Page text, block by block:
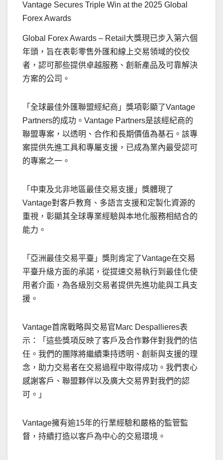
Vantage Secures Triple Win at the 2025 Global
Forex Awards
Global Forex Awards – Retail大獎現已步入第六個
年頭，旨在表彰零售外匯和線上交易領域的佼佼
者，認可那些提供卓越服務、創新產品及可靠解決
方案的公司。
「全球最佳外匯聯盟經紀商」獎項彰顯了Vantage
Partners的成功。Vantage Partners是該經紀商的
聯盟專案，以透明、合作和長期價值為基石。該專
案提供先進工具和專屬支援，已成為業內最受認可
的專案之一。
「中東及北非地區最佳交易支援」獎體現了
Vantage對客戶教育、多語言支援和定製化資源的
重視，彰顯其全球專業經驗與本地化服務相結合的
能力。
「亞洲最佳交易平臺」獎則肯定了Vantage在交易
平臺升級方面的承諾，從提速交易執行到最佳化使
用者介面，為各級別交易者提供先進功能與工具支
援。
Vantage首席戰略與交易官Marc Despallieres表
示：「這些獎項反映了客戶及合作夥伴對我們的信
任。我們的團隊將繼續秉持透明、創新與支援的理
念，助力交易者在交易過程中取得成功。我們衷心
感謝客戶、聯盟夥伴以及廣大交易界對我們的認
可。」
Vantage擁有逾15年的行業經驗和嚴格的監管監
督，持續打造以客戶為中心的交易環境。